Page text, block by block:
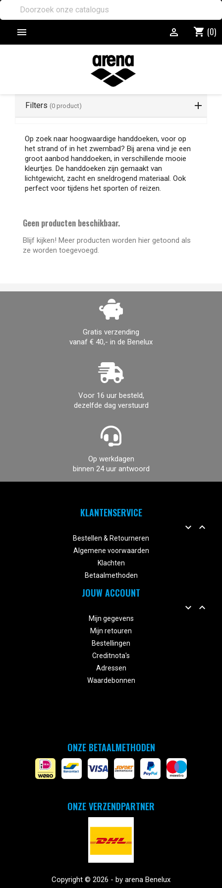
 shopping_cart (0)

Filters (0 product)
Op zoek naar hoogwaardige handdoeken, voor op
het strand of in het zwembad? Bij arena vind je een
groot aanbod handdoeken, in verschillende mooie
kleurtjes. De handdoeken zijn gemaakt van
lichtgewicht, zacht en sneldrogend materiaal. Ook
perfect voor tijdens het sporten of reizen.
Geen producten beschikbaar.
Blijf kijken! Meer producten worden hier getoond als
ze worden toegevoegd.
Gratis verzending
vanaf € 40,- in de Benelux
Voor 16 uur besteld,
dezelfde dag verstuurd
Op werkdagen
binnen 24 uur antwoord
KLANTENSERVICE
 
Bestellen & Retourneren
Algemene voorwaarden
Klachten
Betaalmethoden
JOUW ACCOUNT
 
Mijn gegevens
Mijn retouren
Bestellingen
Creditnota's
Adressen
Waardebonnen
ONZE BETAALMETHODEN
ONZE VERZENDPARTNER
Copyright © 2026 - by arena Benelux